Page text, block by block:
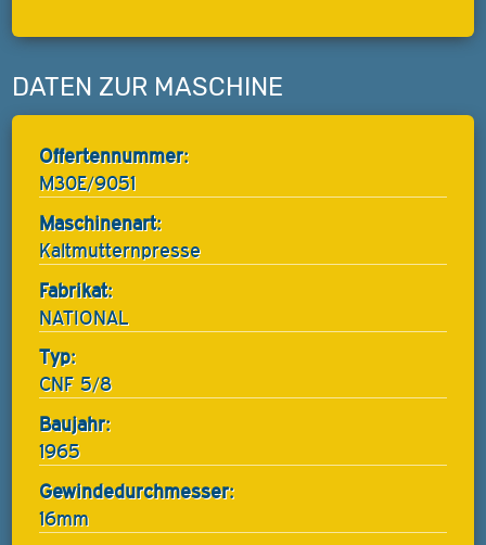
DATEN ZUR MASCHINE
Offertennummer:
M30E/9051
Maschinenart:
Kaltmutternpresse
Fabrikat:
NATIONAL
Typ:
CNF 5/8
Baujahr:
1965
Gewindedurchmesser:
16mm